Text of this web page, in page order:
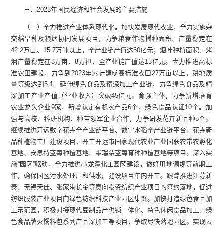
三、2023年国民经济和社会发展的主要措施
（一）全力推进产业体系现代化。加快发展现代农业，全力实施杂
交稻旱种及粮烟协同发展项目，力争粮食作物播种面积、产量稳定在
42.2万亩、15.7万吨以上，全产业链产值达50亿元；烟叶种植面积、烤
烟产量稳定在3万亩、8万担，全产业链产值达13亿元。大力推进高标
准农田建设，力争到2023年累计建成高标准农田27万亩以上，耕地质
量等级达到5.1。延伸绿色食品及精深加工产业链，力争绿色食品及精
深加工产业产值（营业收入）突破45亿元。育强主体，力争新增培育
农业龙头企业9家，新增认定有机农产品6个，绿色食品认证10个。加
强与高校、科研机构、种苗领军企业合作，力争研发花卉新品种5个。
继续推进开远数字花卉全产业链平台、数字水稻全产业链平台、花卉新
品种植物工厂建设项目，开工开远市国家现代农业产业园联农带农孵化
基地、安思特蓝莓种植基地、柒瑞结蓝莓育种种植基地等项目。深入实
施“园区”驱动，全力推进小龙潭化工园区建设，做好用地调规等前期工
作，确保园区污水处理厂和供水厂建设项目年内开工。跟踪推进江苏新
泰、无锡天佳、张家港长金等意向投资纺织产业项目的签约落地，促进
纺织服装产业项目向绿色纺织科技产业园区集聚。加快打造绿色食品加
工示范园，积极对接现代豆制品产供销一体化、特色休闲食品加工、绿
色食品牌火锅料包系列产品深加工等项目，争取尽快落地园区。实现云